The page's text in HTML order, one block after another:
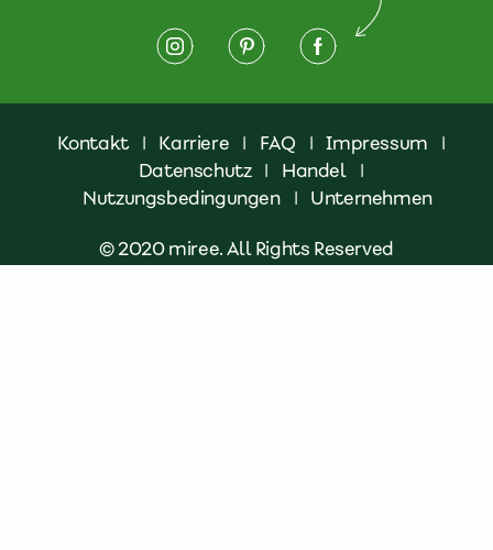
Kontakt | Karriere | FAQ | Impressum
|
Datenschutz | Handel
|
Nutzungsbedingungen
| Unternehmen
© 2020 miree. All Rights Reserved